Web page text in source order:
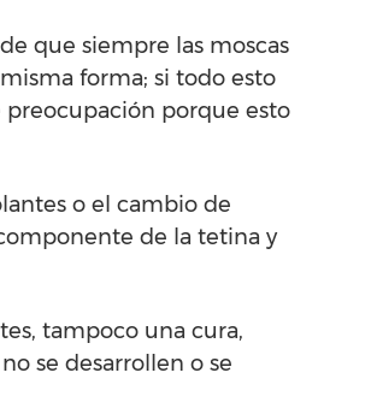
que siempre las moscas
forma; si todo esto
porque esto
o el cambio de
de la tetina y
tampoco una cura,
se desarrollen o se